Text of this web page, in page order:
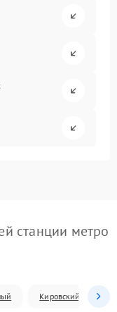
станции метро
Кировский